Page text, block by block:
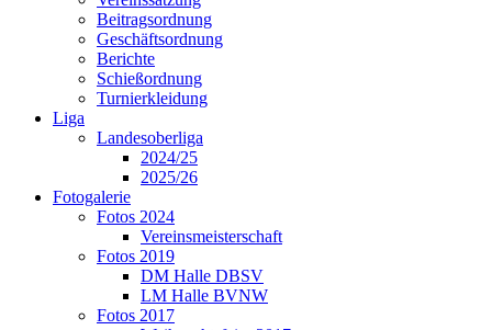
Beitragsordnung
Geschäftsordnung
Berichte
Schießordnung
Turnierkleidung
Liga
Landesoberliga
2024/25
2025/26
Fotogalerie
Fotos 2024
Vereinsmeisterschaft
Fotos 2019
DM Halle DBSV
LM Halle BVNW
Fotos 2017